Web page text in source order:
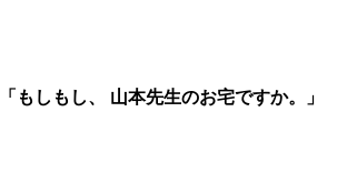
「もしもし、 山本先生のお宅ですか。」